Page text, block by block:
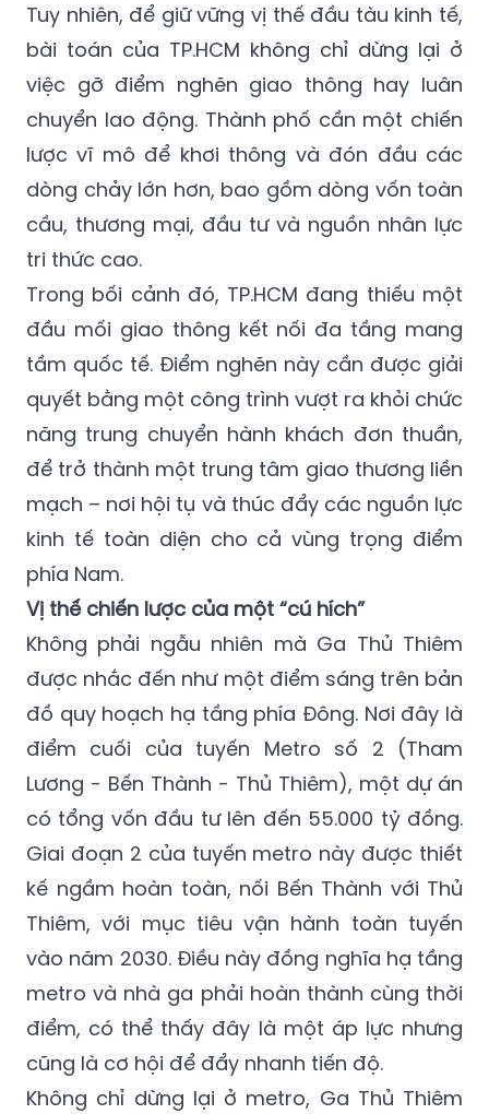
Tuy nhiên, để giữ vững vị thế đầu tàu kinh tế,
bài toán của TP.HCM không chỉ dừng lại ở
việc gỡ điểm nghẽn giao thông hay luân
chuyển lao động. Thành phố cần một chiến
lược vĩ mô để khơi thông và đón đầu các
dòng chảy lớn hơn, bao gồm dòng vốn toàn
cầu, thương mại, đầu tư và nguồn nhân lực
tri thức cao.
Trong bối cảnh đó, TP.HCM đang thiếu một
đầu mối giao thông kết nối đa tầng mang
tầm quốc tế. Điểm nghẽn này cần được giải
quyết bằng một công trình vượt ra khỏi chức
năng trung chuyển hành khách đơn thuần,
để trở thành một trung tâm giao thương liền
mạch – nơi hội tụ và thúc đẩy các nguồn lực
kinh tế toàn diện cho cả vùng trọng điểm
phía Nam.
Vị thế chiến lược của một “cú hích”
Không phải ngẫu nhiên mà Ga Thủ Thiêm
được nhắc đến như một điểm sáng trên bản
đồ quy hoạch hạ tầng phía Đông. Nơi đây là
điểm cuối của tuyến Metro số 2 (Tham
Lương - Bến Thành - Thủ Thiêm), một dự án
có tổng vốn đầu tư lên đến 55.000 tỷ đồng.
Giai đoạn 2 của tuyến metro này được thiết
kế ngầm hoàn toàn, nối Bến Thành với Thủ
Thiêm, với mục tiêu vận hành toàn tuyến
vào năm 2030. Điều này đồng nghĩa hạ tầng
metro và nhà ga phải hoàn thành cùng thời
điểm, có thể thấy đây là một áp lực nhưng
cũng là cơ hội để đẩy nhanh tiến độ.
Không chỉ dừng lại ở metro, Ga Thủ Thiêm